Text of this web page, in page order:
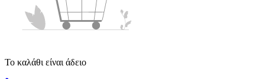
Το καλάθι είναι άδειο